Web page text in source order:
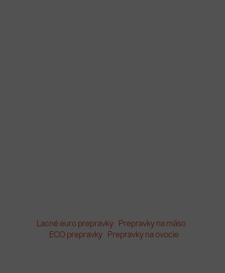
Lacné euro prepravky Prepravky na mäso
ECO prepravky Prepravky na ovocie